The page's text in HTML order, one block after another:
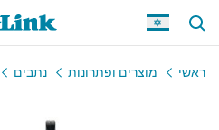
ראשי מוצרים ופתרונות נתבים